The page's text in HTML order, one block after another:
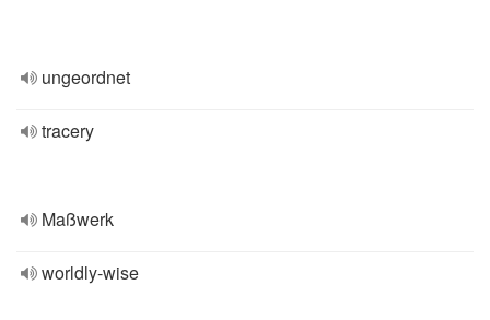
ungeordnet
tracery
Maßwerk
worldly-wise